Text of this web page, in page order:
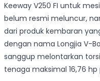
Keeway V250 FI untuk
belum resmi meluncur,
dari produk kembaran
dengan nama Longjia V-
sanggup melontarkan
tenaga maksimal 16,76